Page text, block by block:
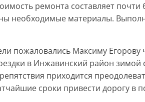
ремонта составляет почти
необходимые материалы.
пожаловались Максиму Егорову
в Инжавинский район зимой
приходится
сроки привести дорогу в